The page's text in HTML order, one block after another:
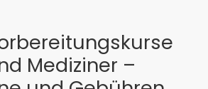
Mediziner –